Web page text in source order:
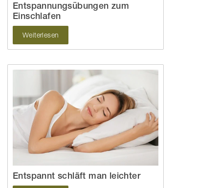
Entspannungsübungen zum
Einschlafen
Weiterlesen
Entspannt schläft man leichter